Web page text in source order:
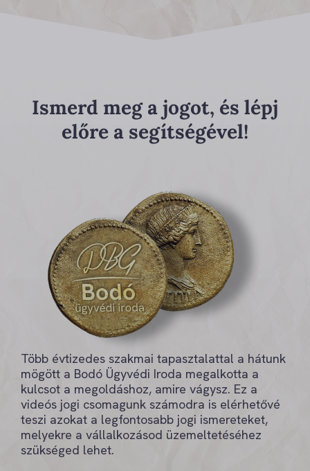
Ismerd meg a jogot, és lépj
előre a segítségével!
Több évtizedes szakmai tapasztalattal a hátunk
mögött a Bodó Ügyvédi Iroda megalkotta a
kulcsot a megoldáshoz, amire vágysz. Ez a
videós jogi csomagunk számodra is elérhetővé
teszi azokat a legfontosabb jogi ismereteket,
melyekre a vállalkozásod üzemeltetéséhez
szükséged lehet.